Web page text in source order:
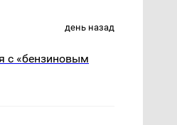
день назад
с «бензиновым